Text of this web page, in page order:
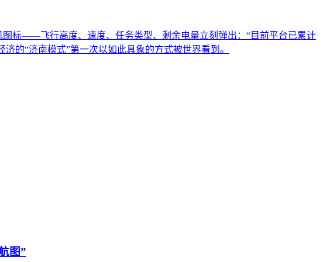
标——飞行高度、速度、任务类型、剩余电量立刻弹出：“目前平台已累计
的“济南模式”第一次以如此具象的方式被世界看到。
图”